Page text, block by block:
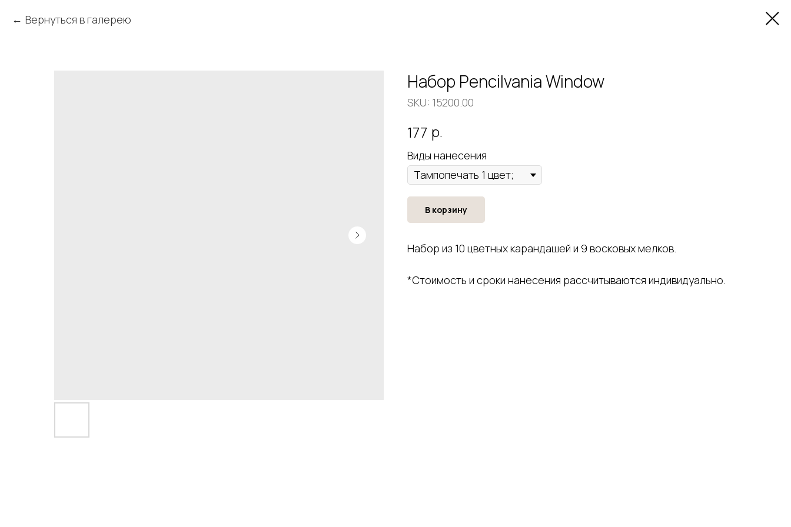
Вернуться в галерею
Набор Pencilvania Window
SKU: 15200.00
177 р.
Виды нанесения
В корзину
Набор из 10 цветных карандашей и 9 восковых мелков.
*Стоимость и сроки нанесения рассчитываются индивидуально.